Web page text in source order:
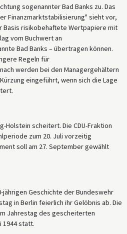
sogenannter Bad Banks zu. Das
Finanzmarktstabilisierung" sieht vor,
Basis risikobehaftete Wertpapiere mit
vom Buchwert an
Bad Banks – übertragen können.
Regeln für
werden bei den Managergehältern
eingeführt, wenn sich die Lage
Holstein scheitert. Die CDU-Fraktion
zum 20. Juli vorzeitig
soll am 27. September gewählt
jährigen Geschichte der Bundeswehr
in Berlin feierlich ihr Gelöbnis ab. Die
Jahrestag des gescheiterten
1944 statt.